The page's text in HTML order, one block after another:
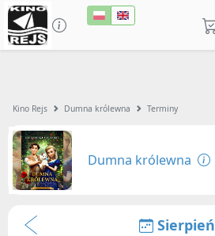
Kino Rejs Dumna królewna Terminy
Dumna królewna
Sierpień